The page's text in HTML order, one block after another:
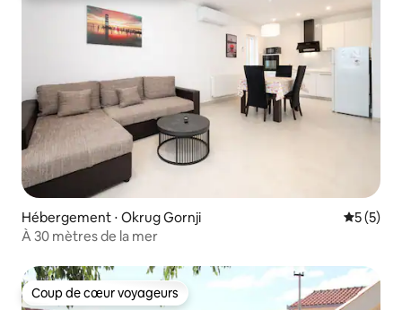
Hébergement ⋅ Okrug Gornji
5 (5)
À 30 mètres de la mer
Coup de cœur voyageurs
Coup de cœur voyageurs